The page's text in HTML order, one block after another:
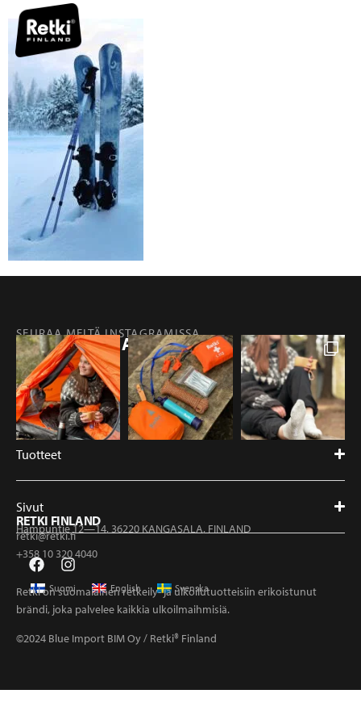
SEURAA MEITÄ INSTAGRAMISSA
@RETKIFINLAND
Tuotteet
Sivut
RETKI FINLAND
Hampuntie 12—14, 36220 KANGASALA, FINLAND
retki@retki.fi
+358 10 320 4040
Suomi English Svenska
Retki on suomalainen retkeily- ja ulkoilutuotteisiin erikoistunut
brändi, joka palvelee kaikkia ulkoilmaihmisiä.
©2024 Blue Import BIM Oy / Retki® Finland